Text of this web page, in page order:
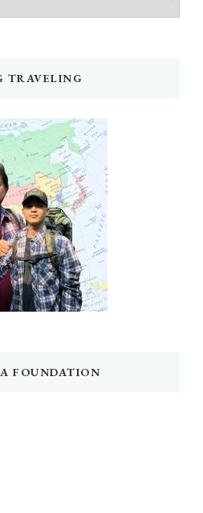
TRAVELING
FOUNDATION